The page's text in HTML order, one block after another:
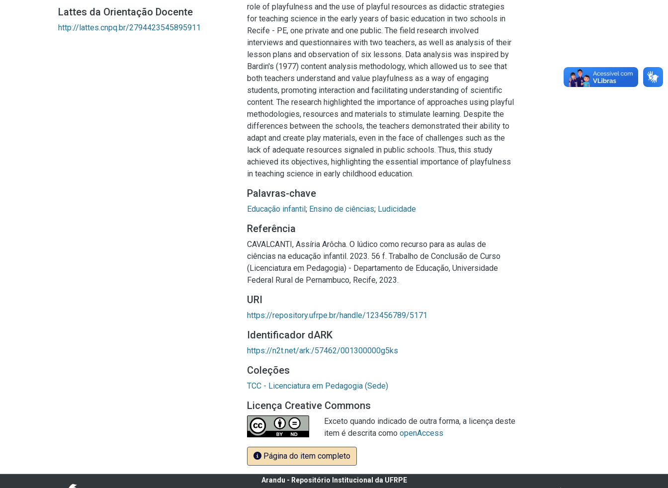
Lattes da Orientação Docente
http://lattes.cnpq.br/2794423545895911
role of playfulness and the use of playful resources as didactic strategies
for teaching science in the early years of basic education in two schools in
Recife - PE, one private and one public. The field research involved
interviews and questionnaires with two teachers, as well as analysis of their
lesson plans and observation of six lessons. Data analysis was inspired by
Bardin's (1977) content analysis methodology, which allowed us to see that
both teachers understand and value playfulness as a way of engaging
students, promoting interaction and facilitating understanding of scientific
content. The research highlighted the importance of approaches using playful
methodologies, resources and materials to stimulate learning. Despite the
differences between the schools, the teachers demonstrated their ability to
adapt and create play materials, even in the face of challenges such as the
lack of adequate resources signaled in public schools. Thus, this study
achieved its objectives, highlighting the essential importance of playfulness
in teaching science in early childhood education.
Palavras-chave
Educação infantil; Ensino de ciências; Ludicidade
Referência
CAVALCANTI, Assíria Arôcha. O lúdico como recurso para as aulas de
ciências na educação infantil. 2023. 56 f. Trabalho de Conclusão de Curso
(Licenciatura em Pedagogia) - Departamento de Educação, Universidade
Federal Rural de Pernambuco, Recife, 2023.
URI
https://repository.ufrpe.br/handle/123456789/5171
Identificador dARK
https://n2t.net/ark:/57462/001300000g5ks
Coleções
TCC - Licenciatura em Pedagogia (Sede)
Licença Creative Commons
Exceto quando indicado de outra forma, a licença deste
item é descrita como openAccess
Página do item completo
Arandu - Repositório Institucional da UFRPE